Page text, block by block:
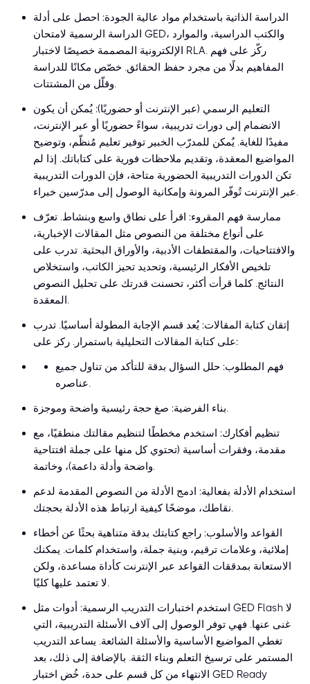
الدراسة الذاتية باستخدام مواد عالية الجودة: احصل على أدلة
الدراسة الرسمية لامتحان GED، والكتب الدراسية، والموارد
الإلكترونية المصممة خصيصًا لاختبار RLA. ركّز على فهم
المفاهيم بدلًا من مجرد حفظ الحقائق. خصّص مكانًا للدراسة
وقلّل من المشتتات.
التعليم الرسمي (عبر الإنترنت أو حضوريًا): يُمكن أن يكون
الانضمام إلى دورات تدريبية، سواءً حضوريًا أو عبر الإنترنت،
مفيدًا للغاية. يُمكن للمدرّب الخبير توفير تعليم مُنظّم، وتوضيح
المواضيع المعقدة، وتقديم ملاحظات فورية على كتاباتك. إذا لم
تكن الدورات التدريبية الحضورية متاحة، فإن الدورات التدريبية
عبر الإنترنت تُوفّر المرونة وإمكانية الوصول إلى مدرّسين خبراء.
ممارسة فهم المقروء: اقرأ على نطاق واسع وبنشاط. تعرّف
على أنواع مختلفة من النصوص مثل المقالات الإخبارية،
والافتتاحيات، والمقتطفات الأدبية، والأوراق البحثية. تدرب على
تلخيص الأفكار الرئيسية، وتحديد تحيز الكاتب، واستخلاص
النتائج. كلما قرأت أكثر، تحسنت قدرتك على تحليل النصوص
المعقدة.
إتقان كتابة المقالات: يُعد قسم الإجابة المطولة أساسيًا. تدرب
على كتابة المقالات التحليلية باستمرار. ركز على:
فهم المطلوب: حلل السؤال بدقة للتأكد من تناول جميع
عناصره.
بناء الفرضية: صغ حجة رئيسية واضحة وموجزة.
تنظيم أفكارك: استخدم مخططًا لتنظيم مقالتك منطقيًا، مع
مقدمة، وفقرات أساسية (تحتوي كل منها على جملة افتتاحية
واضحة وأدلة داعمة)، وخاتمة.
استخدام الأدلة بفعالية: ادمج الأدلة من النصوص المقدمة لدعم
نقاطك، موضحًا كيفية ارتباط هذه الأدلة بحجتك.
القواعد والأسلوب: راجع كتابتك بدقة متناهية بحثًا عن أخطاء
إملائية، وعلامات ترقيم، وبنية جملة، واستخدام كلمات. يمكنك
الاستعانة بمدققات القواعد عبر الإنترنت كأداة مساعدة، ولكن
لا تعتمد عليها كليًا.
استخدم اختبارات التدريب الرسمية: أدوات مثل GED Flash لا
غنى عنها. فهي توفر الوصول إلى آلاف الأسئلة التدريبية، التي
تغطي المواضيع الأساسية والأسئلة الشائعة. يساعد التدريب
المستمر على ترسيخ التعلم وبناء الثقة. بالإضافة إلى ذلك، بعد
الانتهاء من كل قسم على حدة، خُض اختبار GED Ready